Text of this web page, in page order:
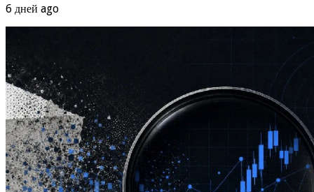
6 дней ago